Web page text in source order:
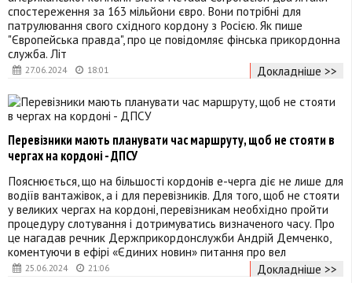
27.06.2024 18:01
спостереження за 163 мільйони євро. Вони потрібні для
патрулювання свого східного кордону з Росією. Як пише
"Європейська правда", про це повідомляє фінська прикордонна
служба. Літ
Докладніше >>
25.06.2024 21:06
Перевізники мають планувати час маршруту, щоб не стояти в
чергах на кордоні - ДПСУ
Пояснюється, що на більшості кордонів е-черга діє не лише для
водіїв вантажівок, а і для перевізників. Для того, щоб не стояти
у великих чергах на кордоні, перевізникам необхідно пройти
процедуру слотування і дотримуватись визначеного часу. Про
це нагадав речник Держприкордонслужби Андрій Демченко,
коментуючи в ефірі «Єдиних новин» питання про вел
Докладніше >>